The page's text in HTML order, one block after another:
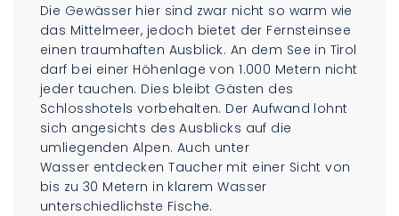
Die Gewässer hier sind zwar nicht so warm wie
das Mittelmeer, jedoch bietet der Fernsteinsee
einen traumhaften Ausblick. An dem See in Tirol
darf bei einer Höhenlage von 1.000 Metern nicht
jeder tauchen. Dies bleibt Gästen des
Schlosshotels vorbehalten. Der Aufwand lohnt
sich angesichts des Ausblicks auf die
umliegenden Alpen. Auch unter
Wasser entdecken Taucher mit einer Sicht von
bis zu 30 Metern in klarem Wasser
unterschiedlichste Fische.